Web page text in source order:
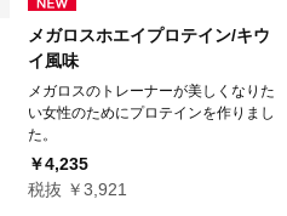
メガロスホエイプロテイン/キウ
イ風味
メガロスのトレーナーが美しくなりた
い女性のためにプロテインを作りまし
た。
￥4,235
税抜 ￥3,921